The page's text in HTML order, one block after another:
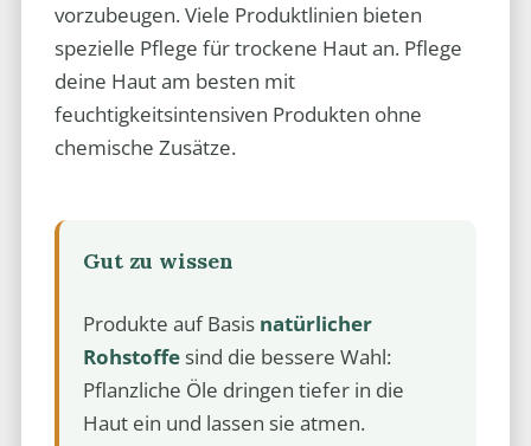
vorzubeugen. Viele Produktlinien bieten
spezielle Pflege für trockene Haut an. Pflege
deine Haut am besten mit
feuchtigkeitsintensiven Produkten ohne
chemische Zusätze.
Gut zu wissen
Produkte auf Basis natürlicher
Rohstoffesind die bessere Wahl:
Pflanzliche Öle dringen tiefer in die
Haut ein und lassen sie atmen.